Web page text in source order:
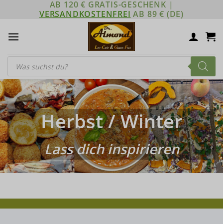
AB 120 € GRATIS-GESCHENK |
VERSANDKOSTENFREI AB 89 € (DE)
Products
search
Herbst / Winter
Lass dich inspirieren